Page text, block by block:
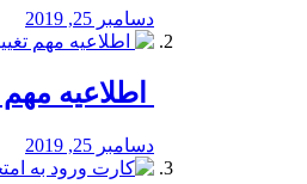
دسامبر 25, 2019
اطلاعیه
دسامبر 25, 2019